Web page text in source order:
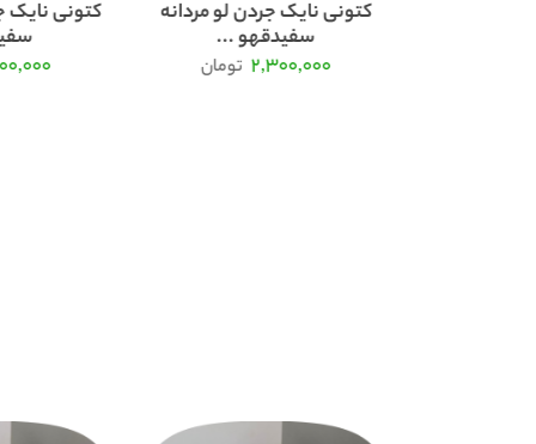
کتونی نایک جردن لو مردانه
سفیدقهو ...
2,300,000 تومان
کتونی نایک